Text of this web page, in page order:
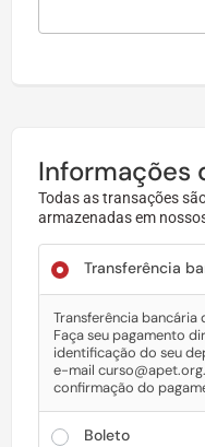
Informações
Todas as transações
armazenadas em
Transferência
Transferência bancária
Faça seu pagamento
identificação do seu
e-mail
confirmação do
Boleto